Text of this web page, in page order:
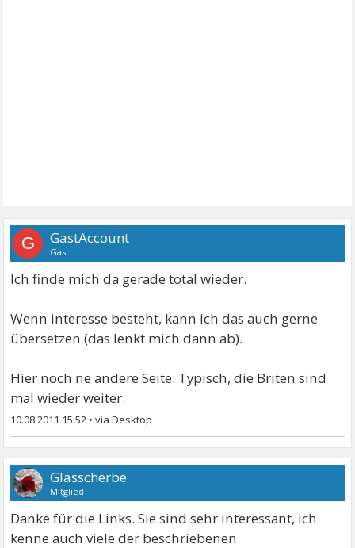
G GastAccount
Gast
Ich finde mich da gerade total wieder.
Wenn interesse besteht, kann ich das auch gerne
übersetzen (das lenkt mich dann ab).
Hier noch ne andere Seite. Typisch, die Briten sind
mal wieder weiter.
10.08.2011 15:52 •
Glasscherbe
Mitglied
Danke für die Links. Sie sind sehr interessant, ich
kenne auch viele der beschriebenen